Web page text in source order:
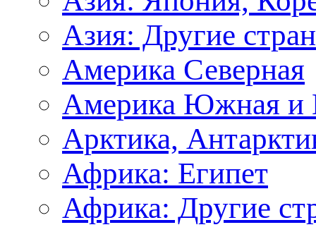
Азия: Другие
Америка Северная
Америка Южная и
Арктика,
Африка: Египет
Африка: Другие